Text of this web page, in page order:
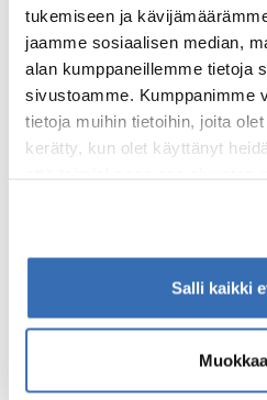
tukemiseen ja
jaamme sosiaalisen median,
alan kumppaneillemme tietoja
sivustoamme. Kumppanimme
tietoja muihin tietoihin, joita
kerätty, kun olet käyttänyt
Salli kaikki
Tilaa Elämysmatkojen
ensimmäisten joukossa!